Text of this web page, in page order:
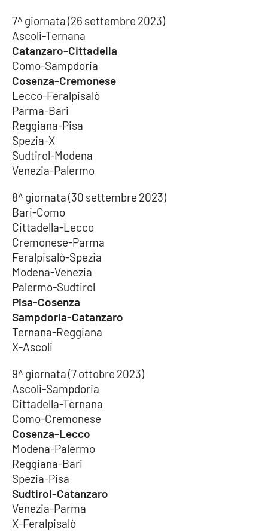
7^ giornata (26 settembre 2023)
Ascoli-Ternana
Catanzaro-Cittadella
Como-Sampdoria
Cosenza-Cremonese
Lecco-Feralpisalò
Parma-Bari
Reggiana-Pisa
Spezia-X
Sudtirol-Modena
Venezia-Palermo
8^ giornata (30 settembre 2023)
Bari-Como
Cittadella-Lecco
Cremonese-Parma
Feralpisalò-Spezia
Modena-Venezia
Palermo-Sudtirol
Pisa-Cosenza
Sampdoria-Catanzaro
Ternana-Reggiana
X-Ascoli
9^ giornata (7 ottobre 2023)
Ascoli-Sampdoria
Cittadella-Ternana
Como-Cremonese
Cosenza-Lecco
Modena-Palermo
Reggiana-Bari
Spezia-Pisa
Sudtirol-Catanzaro
Venezia-Parma
X-Feralpisalò